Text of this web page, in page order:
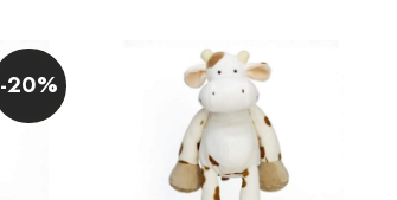
-20%